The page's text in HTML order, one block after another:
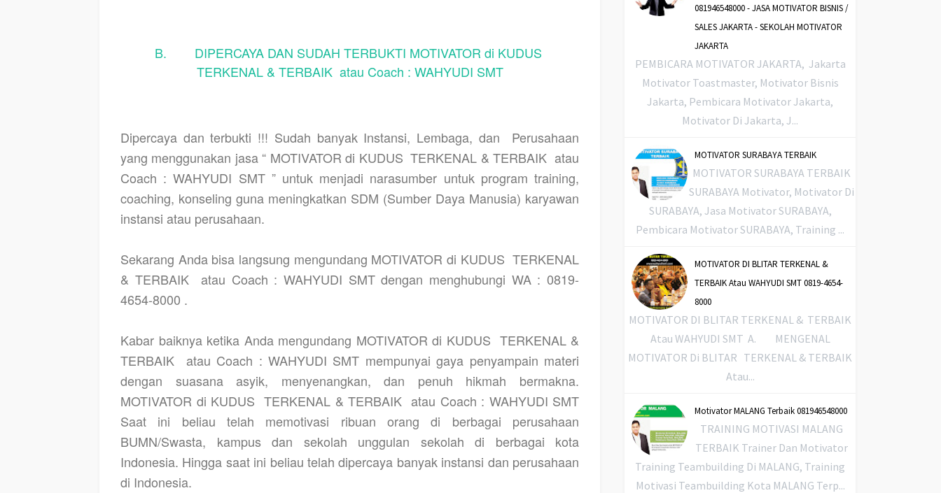
B. DIPERCAYA DAN SUDAH TERBUKTI MOTIVATOR di KUDUS
TERKENAL & TERBAIK atau Coach : WAHYUDI SMT
Dipercaya dan terbukti !!! Sudah banyak Instansi, Lembaga, dan
Perusahaan
yang menggunakan jasa “ MOTIVATOR di KUDUS TERKENAL & TERBAIK atau
Coach : WAHYUDI SMT ” untuk menjadi narasumber untuk program training,
coaching, konseling guna meningkatkan SDM (Sumber Daya Manusia) karyawan
instansi atau perusahaan.
Sekarang Anda bisa langsung mengundang MOTIVATOR di KUDUS TERKENAL
& TERBAIK
atau Coach : WAHYUDI SMT dengan menghubungi WA : 0819-
4654-8000 .
Kabar baiknya ketika Anda mengundang MOTIVATOR di KUDUS TERKENAL &
TERBAIK
atau Coach : WAHYUDI SMT mempunyai gaya penyampain materi
dengan suasana asyik, menyenangkan, dan penuh hikmah bermakna.
MOTIVATOR di KUDUS TERKENAL & TERBAIK atau Coach : WAHYUDI SMT
Saat ini beliau telah memotivasi ribuan orang di berbagai perusahaan
BUMN/Swasta, kampus dan sekolah unggulan sekolah di berbagai kota
Indonesia. Hingga saat ini beliau telah dipercaya banyak instansi dan perusahaan
di Indonesia.
081946548000 - JASA MOTIVATOR BISNIS /
SALES JAKARTA - SEKOLAH MOTIVATOR
JAKARTA
PEMBICARA MOTIVATOR JAKARTA, Jakarta
Motivator Toastmaster, Motivator Bisnis
Jakarta, Pembicara Motivator Jakarta,
Motivator Di Jakarta, J...
MOTIVATOR SURABAYA TERBAIK
MOTIVATOR SURABAYA TERBAIK
SURABAYA Motivator, Motivator Di
SURABAYA, Jasa Motivator SURABAYA,
Pembicara Motivator SURABAYA, Training ...
MOTIVATOR DI BLITAR TERKENAL &
TERBAIK Atau WAHYUDI SMT 0819-4654-
8000
MOTIVATOR DI BLITAR TERKENAL & TERBAIK
Atau WAHYUDI SMT A. MENGENAL
MOTIVATOR Di BLITAR TERKENAL & TERBAIK
Atau...
Motivator MALANG Terbaik 081946548000
TRAINING MOTIVASI MALANG
TERBAIK Trainer Dan Motivator
Training Teambuilding Di MALANG, Training
Motivasi Teambuilding Kota MALANG Terp...